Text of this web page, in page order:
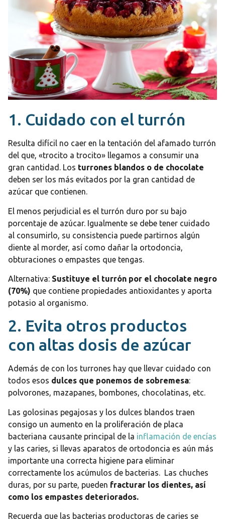
1. Cuidado con el turrón
Resulta difícil no caer en la tentación del afamado turrón
del que, «trocito a trocito» llegamos a consumir una
gran cantidad. Los turrones blandos o de chocolate
deben ser los más evitados por la gran cantidad de
azúcar que contienen.
El menos perjudicial es el turrón duro por su bajo
porcentaje de azúcar. Igualmente se debe tener cuidado
al consumirlo, su consistencia puede partirnos algún
diente al morder, así como dañar la ortodoncia,
obturaciones o empastes que tengas.
Alternativa: Sustituye el turrón por el chocolate negro
(70%) que contiene propiedades antioxidantes y aporta
potasio al organismo.
2. Evita otros productos
con altas dosis de azúcar
Además de con los turrones hay que llevar cuidado con
todos esos dulces que ponemos de sobremesa:
polvorones, mazapanes, bombones, chocolatinas, etc.
Las golosinas pegajosas y los dulces blandos traen
consigo un aumento en la proliferación de placa
bacteriana causante principal de la inflamación de encías
y las caries, si llevas aparatos de ortodoncia es aún más
importante una correcta higiene para eliminar
correctamente los acúmulos de bacterias. Las chuches
duras, por su parte, pueden fracturar los dientes, así
como los empastes deteriorados.
Recuerda que las bacterias productoras de caries se